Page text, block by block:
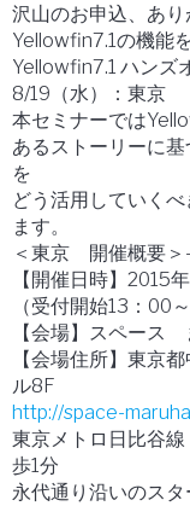
沢山のお申込、あり
Yellowfin7.1の機能
Yellowfin7.1 ハンズ
8/19（水）：東京
本セミナーでは
あるストーリーに
を
どう活用していく
ます。
＜東京 開催概
【開催日時】2015
（受付開始13：00～
【会場】スペース
【会場住所】東京
ル8F
http://space-
東京メトロ日比谷
歩1分
永代通り沿いのス